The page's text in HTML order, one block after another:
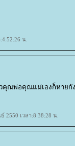
น.
คุณพ่อคุณแม่เองก็หาย
2550 เวลา:8:38:28 น.